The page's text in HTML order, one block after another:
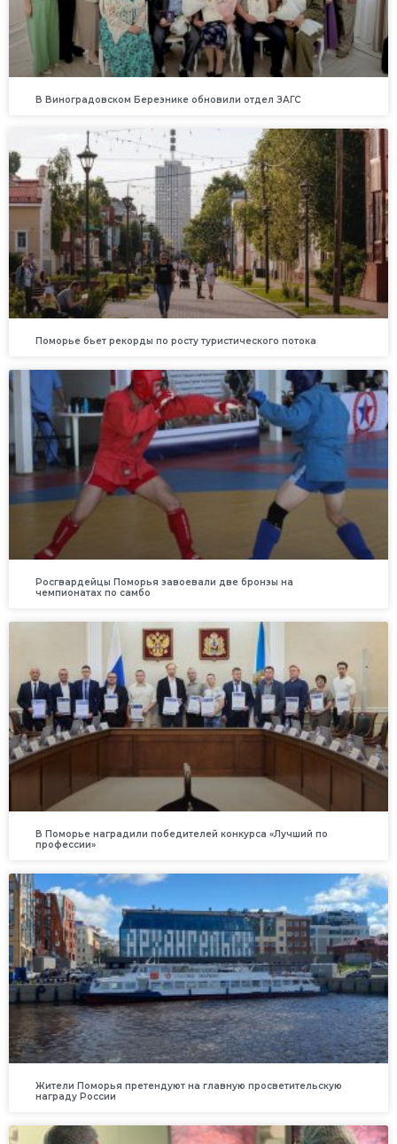
В Виноградовском Березнике обновили отдел ЗАГС
Поморье бьет рекорды по росту туристического потока
Росгвардейцы Поморья завоевали две бронзы на
чемпионатах по самбо
В Поморье наградили победителей конкурса «Лучший по
профессии»
Жители Поморья претендуют на главную просветительскую
награду России